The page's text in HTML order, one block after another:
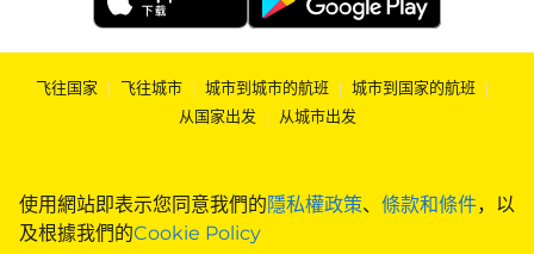
使用網站即表示您同意我們的隱私權政策、 條款和條件，以
及根據我們的Cookie Policy
飞往国家 | 飞往城市 | 城市到城市的航班 | 城市到国家的航班 |
从国家出发 | 从城市出发